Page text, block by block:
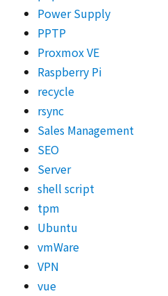
Power Supply
PPTP
Proxmox VE
Raspberry Pi
recycle
rsync
Sales Management
SEO
Server
shell script
tpm
Ubuntu
vmWare
VPN
vue